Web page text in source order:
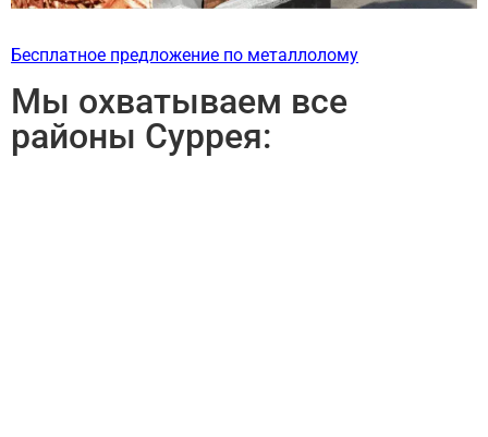
Бесплатное предложение по металлолому
Мы охватываем все
районы Суррея: